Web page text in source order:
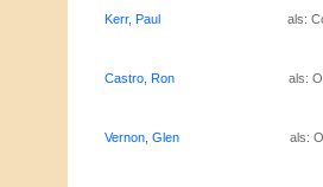
Kerr, Paul als:
Castro, Ron als:
Vernon, Glen als: